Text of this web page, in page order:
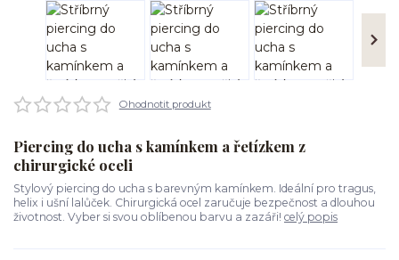
Ohodnotit produkt
Piercing do ucha s kamínkem a řetízkem z
chirurgické oceli
Stylový piercing do ucha s barevným kamínkem. Ideální pro tragus,
helix i ušní lalůček. Chirurgická ocel zaručuje bezpečnost a dlouhou
životnost. Vyber si svou oblíbenou barvu a zazáři! celý popis